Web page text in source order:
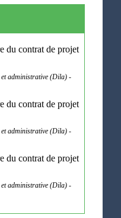
du contrat de projet
administrative (Dila) -
du contrat de projet
administrative (Dila) -
du contrat de projet
administrative (Dila) -